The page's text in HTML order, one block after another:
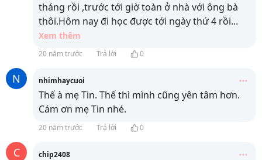
tháng rồi ,trước tới giờ toàn ở nhà với ông bà
thôi.Hôm nay đi học được tới ngày thứ 4 rồi...
Xem thêm
20 năm trước Trả lời 0
N nhimhaycuoi
Thế à mẹ Tin. Thế thì mình cũng yên tâm hơn.
Cám ơn mẹ Tin nhé.
20 năm trước Trả lời 0
C chip2408